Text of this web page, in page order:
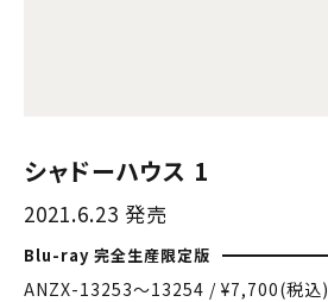
シャドーハウス 1
2021.6.23 発売
Blu-ray 完全生産限定版
ANZX-13253〜13254 / ¥7,700(税込)